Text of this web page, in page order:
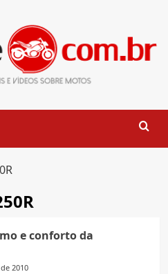
e conforto da
2010